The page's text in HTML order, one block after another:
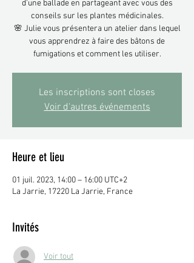
d'une ballade en partageant avec vous des
conseils sur les plantes médicinales.
🌸 Julie vous présentera un atelier dans lequel
vous apprendrez à faire des bâtons de
fumigations et comment les utiliser.
Les inscriptions sont closes
Voir d'autres événements
Heure et lieu
01 juil. 2023, 14:00 – 16:00 UTC+2
La Jarrie, 17220 La Jarrie, France
Invités
Voir tout